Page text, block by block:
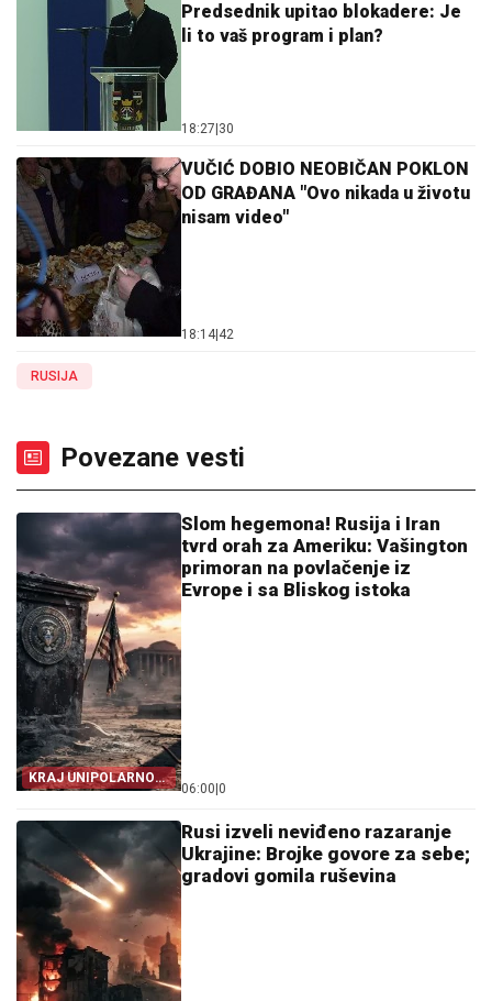
Predsednik upitao blokadere: Je
li to vaš program i plan?
18:27 30
VUČIĆ DOBIO NEOBIČAN POKLON
OD GRAĐANA "Ovo nikada u životu
nisam video"
18:14 42
RUSIJA
Povezane vesti
KRAJ UNIPOLARNOG
SVETA!
Slom hegemona! Rusija i Iran
tvrd orah za Ameriku: Vašington
primoran na povlačenje iz
Evrope i sa Bliskog istoka
06:00 0
Rusi izveli neviđeno razaranje
Ukrajine: Brojke govore za sebe;
gradovi gomila ruševina